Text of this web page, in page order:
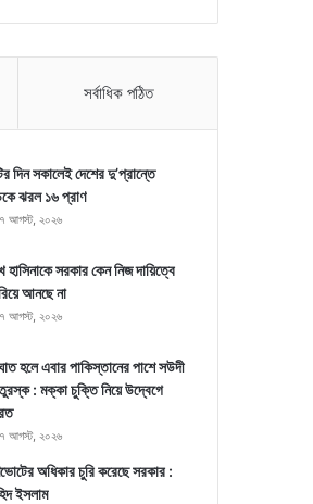
সর্বাধিক পঠিত
দিন সকালেই দেশের দু’প্রান্তে
ঝরল ১৬ প্রাণ
৭ আগস্ট, ২০২৬
হাসিনাকে সরকার কেন নিজ দায়িত্বে
আনছে না
৭ আগস্ট, ২০২৬
হলে এবার পাকিস্তানের পাশে সউদী
: মক্কা চুক্তি নিয়ে উদ্বেগে
৭ আগস্ট, ২০২৬
অধিকার চুরি করেছে সরকার :
ইসলাম